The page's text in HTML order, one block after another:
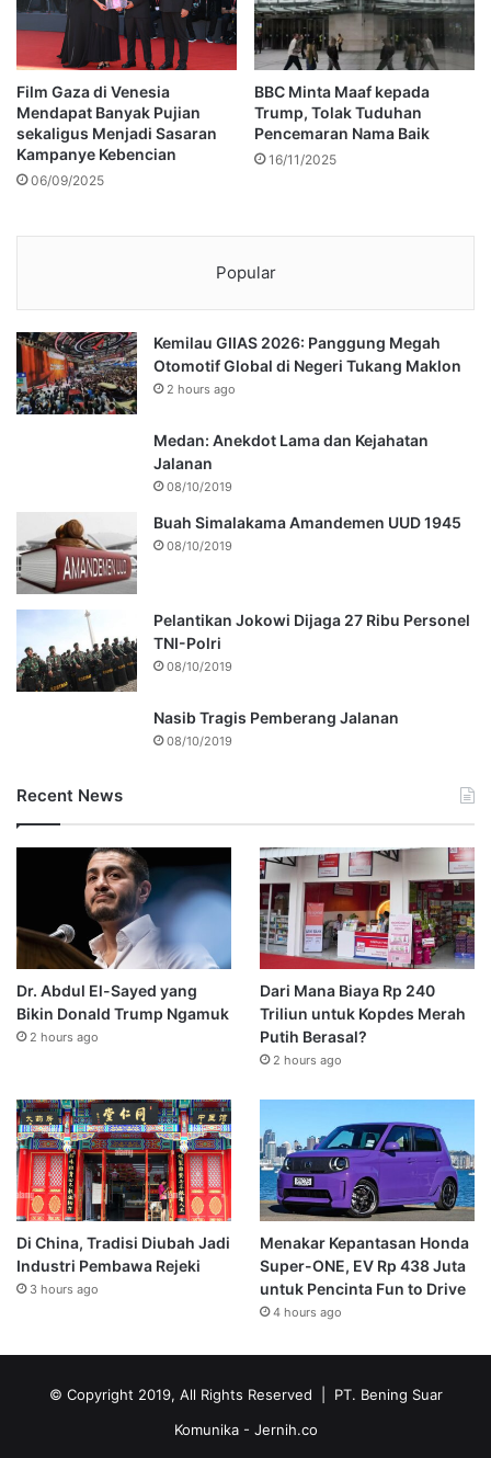
Film Gaza di Venesia
Mendapat Banyak Pujian
sekaligus Menjadi Sasaran
Kampanye Kebencian
06/09/2025
BBC Minta Maaf kepada
Trump, Tolak Tuduhan
Pencemaran Nama Baik
16/11/2025
Popular
Kemilau GIIAS 2026: Panggung Megah
Otomotif Global di Negeri Tukang Maklon
2 hours ago
Medan: Anekdot Lama dan Kejahatan
Jalanan
08/10/2019
Buah Simalakama Amandemen UUD 1945
08/10/2019
Pelantikan Jokowi Dijaga 27 Ribu Personel
TNI-Polri
08/10/2019
Nasib Tragis Pemberang Jalanan
08/10/2019
Recent News
Dr. Abdul El-Sayed yang
Bikin Donald Trump Ngamuk
2 hours ago
Dari Mana Biaya Rp 240
Triliun untuk Kopdes Merah
Putih Berasal?
2 hours ago
Di China, Tradisi Diubah Jadi
Industri Pembawa Rejeki
3 hours ago
Menakar Kepantasan Honda
Super-ONE, EV Rp 438 Juta
untuk Pencinta Fun to Drive
4 hours ago
© Copyright 2019, All Rights Reserved | PT. Bening Suar
Komunika - Jernih.co